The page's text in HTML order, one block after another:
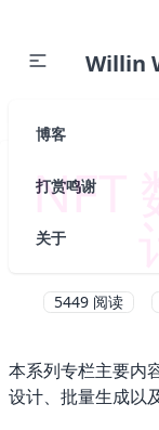
博客
打赏鸣谢
关于
Willin
NFT
5449 阅读
本系列专栏主要内
设计、批量生成以